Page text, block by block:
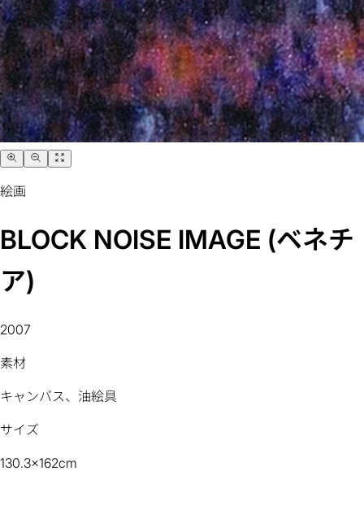
絵画
BLOCK NOISE IMAGE (ベネチ
ア)
2007
素材
キャンバス、油絵具
サイズ
130.3x162cm